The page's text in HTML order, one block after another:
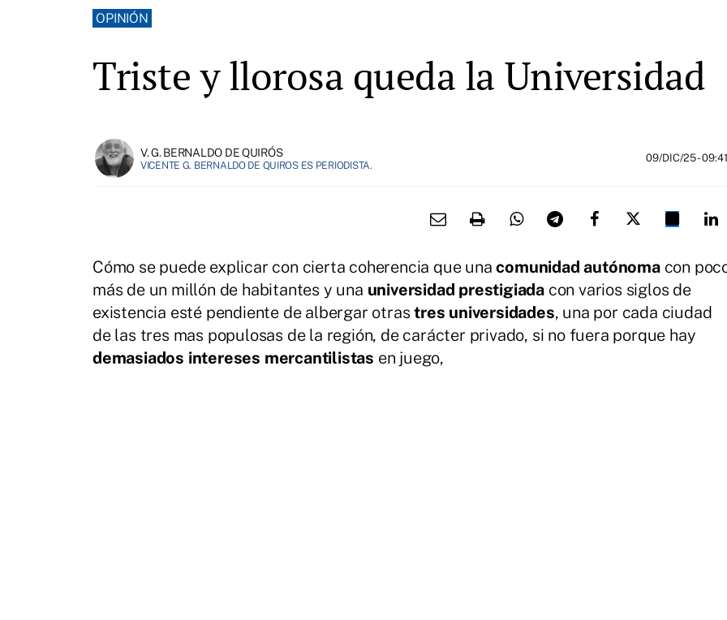
OPINIÓN
Triste y llorosa queda la Universidad
V. G. BERNALDO DE QUIRÓS
VICENTE G. BERNALDO DE QUIROS ES PERIODISTA.
09/DIC/25- 09:41
Cómo se puede explicar con cierta coherencia que unacomunidad autónomacon
más de un millón de habitantes y una universidad prestigiada con varios siglos de
existencia esté pendiente de albergar otrastres universidades, una por cada ciudad
de las tres mas populosas de la región, de carácter privado, si no fuera porque hay
demasiados intereses mercantilistas en juego,